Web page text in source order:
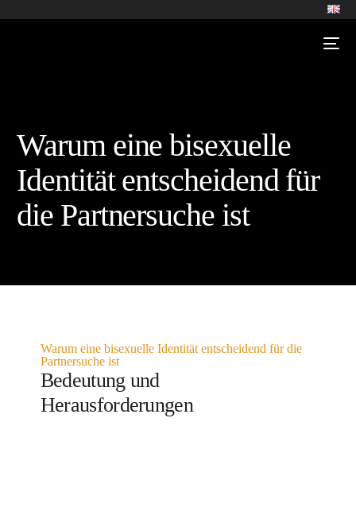
Warum eine bisexuelle
Identität entscheidend für
die Partnersuche ist
Warum eine bisexuelle Identität entscheidend für die
Partnersuche ist
Bedeutung und
Herausforderungen